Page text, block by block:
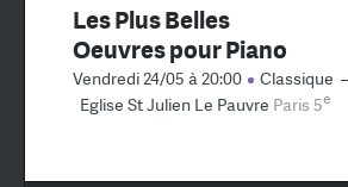
Les Plus Belles
Oeuvres pour Piano
Vendredi 24/05 à 20:00 Classique –
Eglise St Julien Le Pauvre Paris 5e